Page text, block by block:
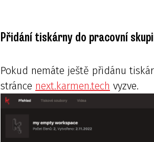
Přidání tiskárny do pracovní
Pokud nemáte ještě přidánu
stránce next.karmen.tech vyzve.